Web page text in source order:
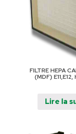
FILTRE HEPA
(MDF) E11,E12,
Lire la